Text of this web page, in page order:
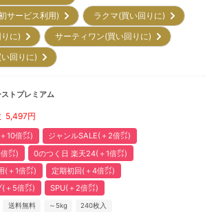
サービス利用)
ラクマ(買い回りに)
りに)
サーティワン(買い回りに)
い回りに)
ストプレミアム
5,497円
10倍㌽)
ジャンルSALE(＋2倍㌽)
㌽)
0のつく日 楽天24(＋1倍㌽)
(＋1倍㌽)
定期初回(＋4倍㌽)
(＋5倍㌽)
SPU(＋2倍㌽)
送料無料 ～5kg 240枚入